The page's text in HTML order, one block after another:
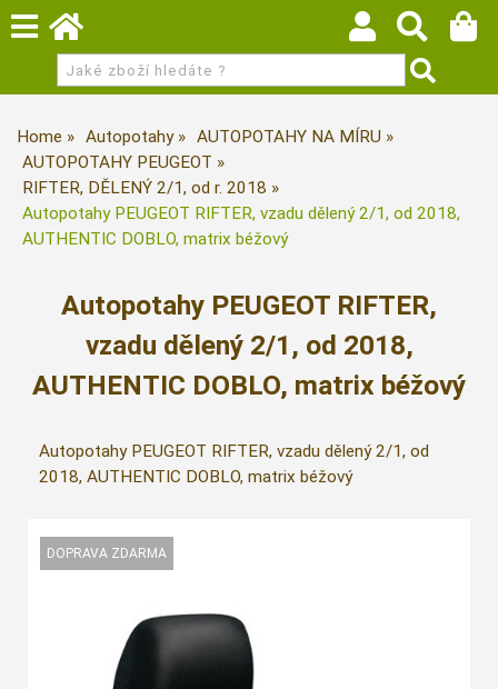
Home Autopotahy
AUTOPOTAHY NA MÍRU
AUTOPOTAHY PEUGEOT
RIFTER, DĚLENÝ 2/1, od r. 2018
Autopotahy PEUGEOT RIFTER, vzadu dělený 2/1, od 2018,
AUTHENTIC DOBLO, matrix béžový
Autopotahy PEUGEOT RIFTER,
vzadu dělený 2/1, od 2018,
AUTHENTIC DOBLO, matrix béžový
Autopotahy PEUGEOT RIFTER, vzadu dělený 2/1, od
2018, AUTHENTIC DOBLO, matrix béžový